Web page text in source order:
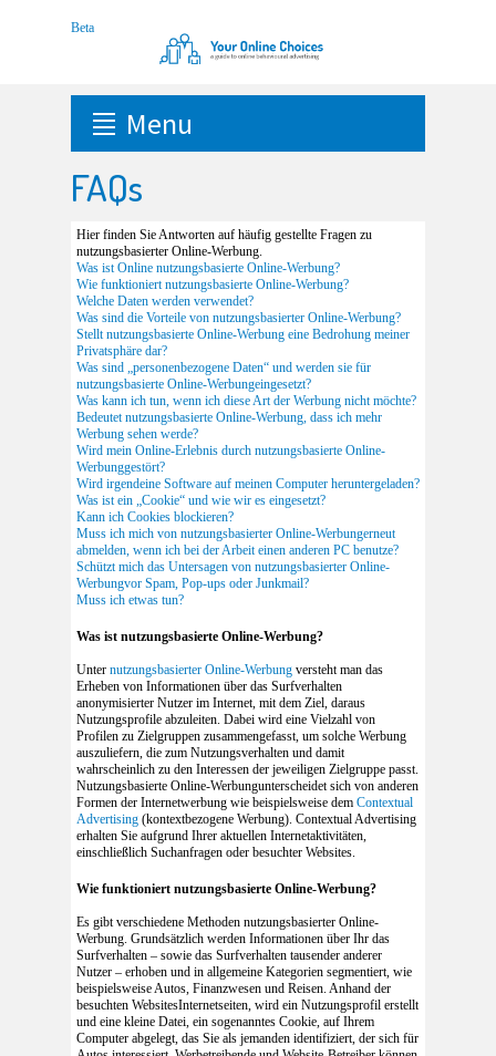
Menu
FAQs
Hier finden Sie Antworten auf häufig gestellte Fragen zu
nutzungsbasierter Online-Werbung.
Was ist Online nutzungsbasierte Online-Werbung?
Wie funktioniert nutzungsbasierte Online-Werbung?
Welche Daten werden verwendet?
Was sind die Vorteile von nutzungsbasierter Online-Werbung?
Stellt nutzungsbasierte Online-Werbung eine Bedrohung meiner
Privatsphäre dar?
Was sind „personenbezogene Daten“ und werden sie für
nutzungsbasierte Online-Werbungeingesetzt?
Was kann ich tun, wenn ich diese Art der Werbung nicht möchte?
Bedeutet nutzungsbasierte Online-Werbung, dass ich mehr
Werbung sehen werde?
Wird mein Online-Erlebnis durch nutzungsbasierte Online-
Werbunggestört?
Wird irgendeine Software auf meinen Computer heruntergeladen?
Was ist ein „Cookie“ und wie wir es eingesetzt?
Kann ich Cookies blockieren?
Muss ich mich von nutzungsbasierter Online-Werbungerneut
abmelden, wenn ich bei der Arbeit einen anderen PC benutze?
Schützt mich das Untersagen von nutzungsbasierter Online-
Werbungvor Spam, Pop-ups oder Junkmail?
Muss ich etwas tun?
Was ist nutzungsbasierte Online-Werbung?
Unter nutzungsbasierter Online-Werbung versteht man das
Erheben von Informationen über das Surfverhalten
anonymisierter Nutzer im Internet, mit dem Ziel, daraus
Nutzungsprofile abzuleiten. Dabei wird eine Vielzahl von
Profilen zu Zielgruppen zusammengefasst, um solche Werbung
auszuliefern, die zum Nutzungsverhalten und damit
wahrscheinlich zu den Interessen der jeweiligen Zielgruppe passt.
Nutzungsbasierte Online-Werbungunterscheidet sich von anderen
Formen der Internetwerbung wie beispielsweise dem Contextual
Advertising (kontextbezogene Werbung). Contextual Advertising
erhalten Sie aufgrund Ihrer aktuellen Internetaktivitäten,
einschließlich Suchanfragen oder besuchter Websites.
Wie funktioniert nutzungsbasierte Online-Werbung?
Es gibt verschiedene Methoden nutzungsbasierter Online-
Werbung. Grundsätzlich werden Informationen über Ihr das
Surfverhalten – sowie das Surfverhalten tausender anderer
Nutzer – erhoben und in allgemeine Kategorien segmentiert, wie
beispielsweise Autos, Finanzwesen und Reisen. Anhand der
besuchten WebsitesInternetseiten, wird ein Nutzungsprofil erstellt
und eine kleine Datei, ein sogenanntes Cookie, auf Ihrem
Computer abgelegt, das Sie als jemanden identifiziert, der sich für